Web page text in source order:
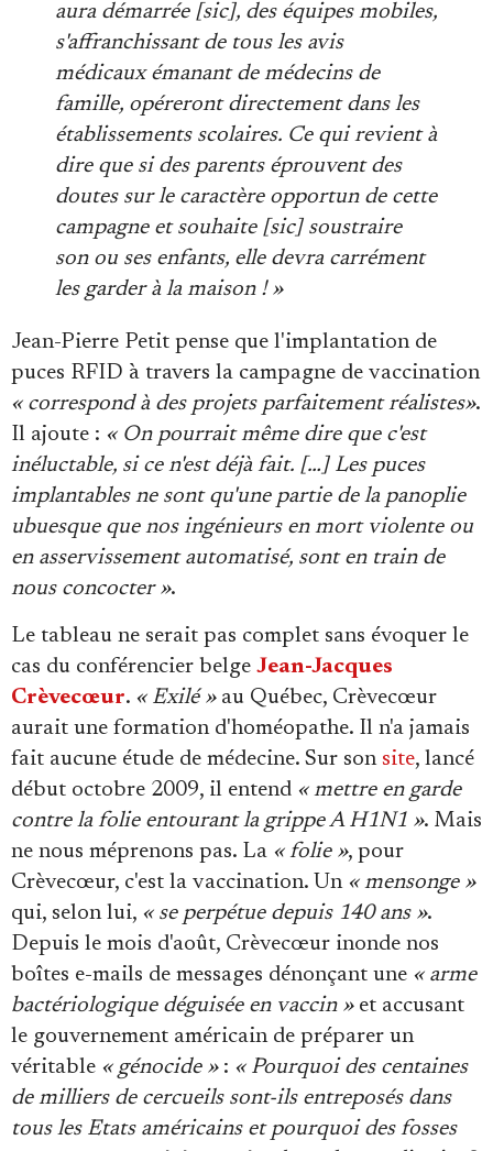
aura démarrée [sic], des équipes mobiles,
s'affranchissant de tous les avis
médicaux émanant de médecins de
famille, opéreront directement dans les
établissements scolaires. Ce qui revient à
dire que si des parents éprouvent des
doutes sur le caractère opportun de cette
campagne et souhaite [sic] soustraire
son ou ses enfants, elle devra carrément
les garder à la maison ! »
Jean-Pierre Petit pense que l'implantation de
puces RFID à travers la campagne de vaccination
« correspond à des projets parfaitement réalistes».
Il ajoute : « On pourrait même dire que c'est
inéluctable, si ce n'est déjà fait. […] Les puces
implantables ne sont qu'une partie de la panoplie
ubuesque que nos ingénieurs en mort violente ou
en asservissement automatisé, sont en train de
nous concocter ».
Le tableau ne serait pas complet sans évoquer le
cas du conférencier belge Jean-Jacques
Crèvecœur. « Exilé »au Québec, Crèvecœur
aurait une formation d'homéopathe. Il n'a jamais
fait aucune étude de médecine. Sur son site, lancé
début octobre 2009, il entend « mettre en garde
contre la folie entourant la grippe A H1N1 ». Mais
ne nous méprenons pas. La « folie », pour
Crèvecœur, c'est la vaccination. Un « mensonge »
qui, selon lui, « se perpétue depuis 140 ans ».
Depuis le mois d'août, Crèvecœur inonde nos
boîtes e-mails de messages dénonçant une « arme
bactériologique déguisée en vaccin »et accusant
le gouvernement américain de préparer un
véritable « génocide »: « Pourquoi des centaines
de milliers de cercueils sont-ils entreposés dans
tous les Etats américains et pourquoi des fosses